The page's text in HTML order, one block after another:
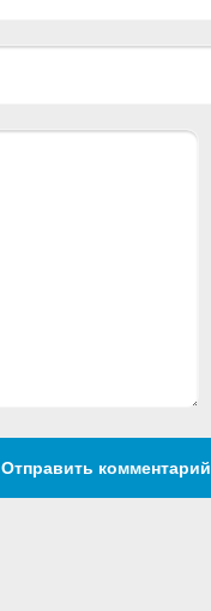
Отправить комментарий